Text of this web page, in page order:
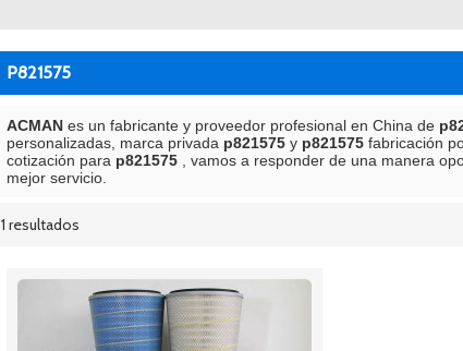
P821575
ACMAN es un fabricante y proveedor profesional en China de
personalizadas, marca privada p821575 y p821575 fabricación
cotización para p821575 , vamos a responder de una manera
mejor servicio.
1 resultados